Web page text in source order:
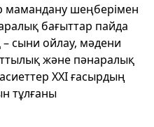
мамандану шеңберімен
бағыттар пайда
сыни ойлау, мәдени
және пәнаралық
ХХІ ғасырдың
тұлғаны